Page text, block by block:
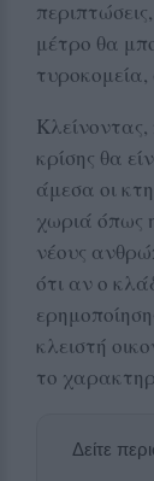
μέτρο θα
Κλείνοντας,
κρίσης θα
άμεσα οι
χωριά όπως
νέους
ότι αν ο
κλειστή
το
Δείτε